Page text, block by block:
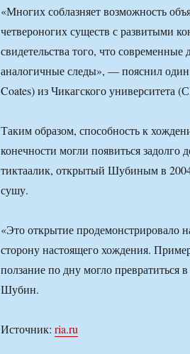
«Многих соблазняет возможность
четвероногих существ с развитыми
свидетельства того, что
аналогичные следы», — пояснил
Coates) из Чикагского университета
Таким образом, способность к
конечности могли появиться задолго
тиктаалик, открытый Шубиным в
сушу.
«Это открытие продемонстрировало
сторону настоящего хождения.
ползание по дну могло
Шубин.
Источник: ria.ru